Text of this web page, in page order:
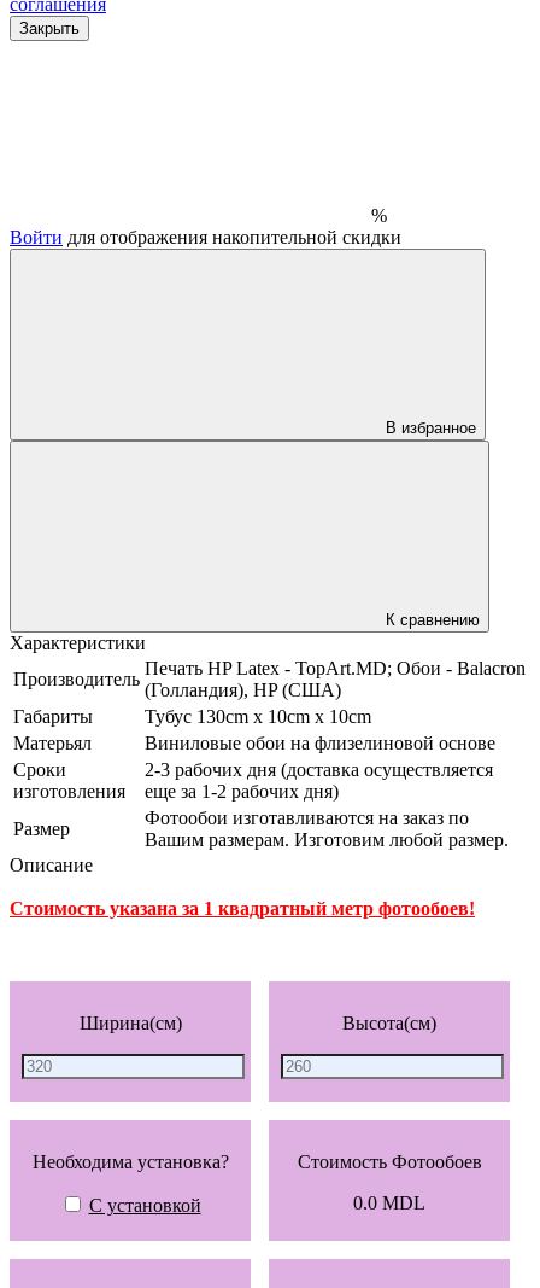
Закрыть
%
Войти для отображения накопительной скидки
В избранное
К сравнению
Характеристики
Производитель
Печать HP Latex - TopArt.MD; Обои - Balacron
(Голландия), HP (США)
Габариты
Тубус 130cm x 10cm x 10cm
Матерьял
Виниловые обои на флизелиновой основе
Сроки
изготовления
2-3 рабочих дня (доставка осуществляется
еще за 1-2 рабочих дня)
Размер
Фотообои изготавливаются на заказ по
Вашим размерам. Изготовим любой размер.
Описание
Стоимость указана за 1 квадратный метр фотообоев!
Ширина(см) Высота(см)
Необходима установка?
С установкой
Стоимость Фотообоев
0.0 MDL